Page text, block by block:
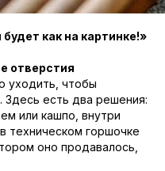
как на картинке!»
отверстия
уходить, чтобы
Здесь есть два решения:
или кашпо, внутри
техническом горшочке
оно продавалось,